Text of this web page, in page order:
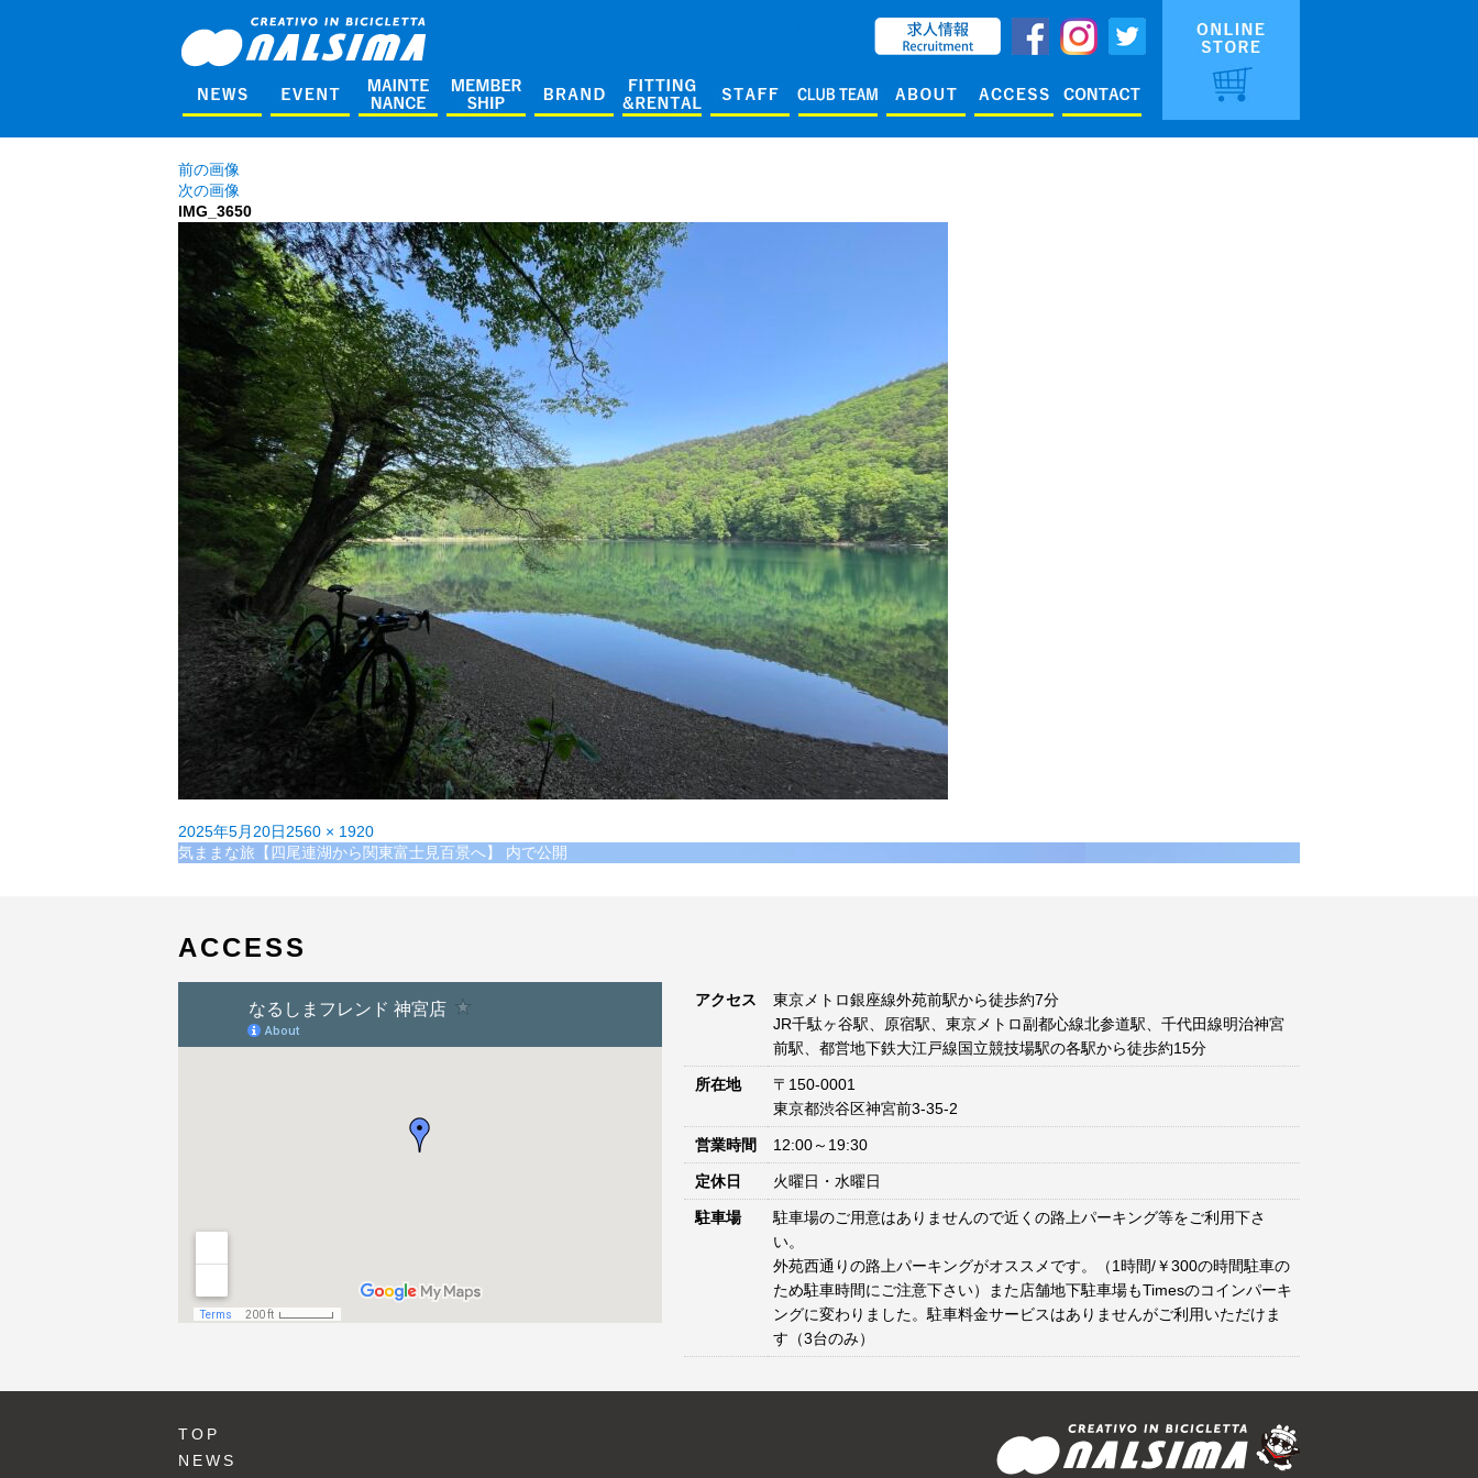
前の画像
次の画像
IMG_3650
投
稿
2025年5月20日フ
ル
2560 × 1920
投
ゲ
ー
気ままな旅【四尾連湖から関東富士見百景へ】 内で公開
ACCESS
アクセス
東京メトロ銀座線外苑前駅から徒歩約7分
JR千駄ヶ谷駅、原宿駅、東京メトロ副都心線北参道駅、千代田線明治神宮
前駅、都営地下鉄大江戸線国立競技場駅の各駅から徒歩約15分
所在地
〒150-0001
東京都渋谷区神宮前3-35-2
営業時間 12:00～19:30
定休日 火曜日・水曜日
駐車場
駐車場のご用意はありませんので近くの路上パーキング等をご利用下さ
い。
外苑西通りの路上パーキングがオススメです。（1時間/￥300の時間駐車の
ため駐車時間にご注意下さい）また店舗地下駐車場もTimesのコインパーキ
ングに変わりました。駐車料金サービスはありませんがご利用いただけま
す（3台のみ）
TOP
NEWS